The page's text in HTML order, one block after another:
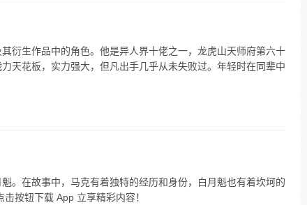
衍生作品中的角色。他是异人界十佬之一，龙虎山天师府第六十
天花板，实力强大，但凡出手几乎从未失败过。年轻时在同辈中
。在故事中，马克有着独特的经历和身份，白月魁也有着坎坷的
按钮下载 App 立享精彩内容！